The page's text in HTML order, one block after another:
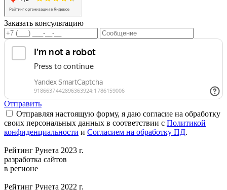
Заказать консультацию
Отправить
Отправляя настоящую форму, я даю согласие на обработку
своих персональных данных в соответствии с Политикой
конфиденциальности и Согласием на обработку ПД.
Рейтинг Рунета 2023 г.
разработка сайтов
в регионе
Рейтинг Рунета 2022 г.